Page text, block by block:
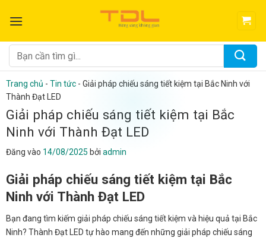
qua
dung
Tìm
kiếm:
Trang chủ - Tin tức - Giải pháp chiếu sáng tiết kiệm tại Bắc Ninh với
Thành Đạt LED
Giải pháp chiếu sáng tiết kiệm tại Bắc
Ninh với Thành Đạt LED
Đăng vào 14/08/2025 bởi admin
Giải pháp chiếu sáng tiết kiệm tại Bắc
Ninh với Thành Đạt LED
Bạn đang tìm kiếm giải pháp chiếu sáng tiết kiệm và hiệu quả tại Bắc
Ninh? Thành Đạt LED tự hào mang đến những giải pháp chiếu sáng